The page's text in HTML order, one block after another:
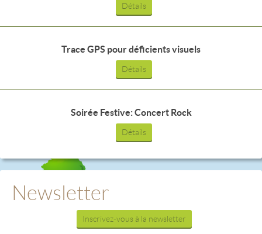
Détails
Trace GPS pour déficients visuels
Détails
Soirée Festive: Concert Rock
Détails
Newsletter
Inscrivez-vous à la newsletter